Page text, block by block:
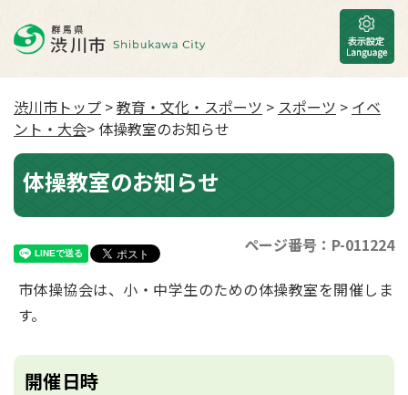
渋川市トップ >教育・文化・スポーツ > スポーツ > イベ
ント・大会> 体操教室のお知らせ
体操教室のお知らせ
ページ番号：P-011224
市体操協会は、小・中学生のための体操教室を開催しま
す。
開催日時